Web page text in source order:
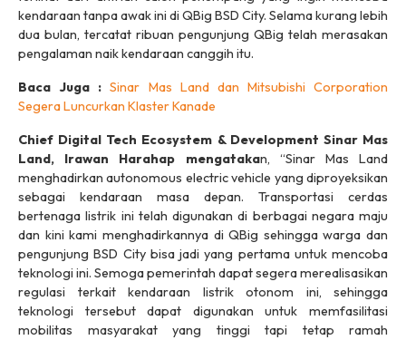
kendaraan tanpa awak ini di QBig BSD City. Selama kurang lebih
dua bulan, tercatat ribuan pengunjung QBig telah merasakan
pengalaman naik kendaraan canggih itu.
Baca Juga : Sinar Mas Land dan Mitsubishi Corporation
Segera Luncurkan Klaster Kanade
Chief Digital Tech Ecosystem & Development Sinar Mas
Land, Irawan Harahap mengatakan, “Sinar Mas Land
menghadirkan autonomous electric vehicle yang diproyeksikan
sebagai kendaraan masa depan. Transportasi cerdas
bertenaga listrik ini telah digunakan di berbagai negara maju
dan kini kami menghadirkannya di QBig sehingga warga dan
pengunjung BSD City bisa jadi yang pertama untuk mencoba
teknologi ini. Semoga pemerintah dapat segera merealisasikan
regulasi terkait kendaraan listrik otonom ini, sehingga
teknologi tersebut dapat digunakan untuk memfasilitasi
mobilitas masyarakat yang tinggi tapi tetap ramah